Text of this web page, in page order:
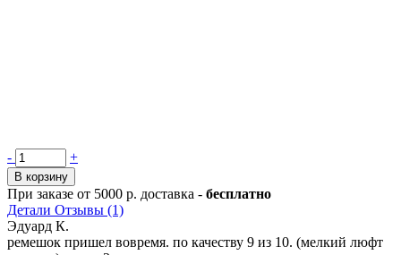
Количество
товара
Ремешок
силиконовый
VLP
Pulse
- +
В корзину
При заказе от 5000 р. доставка - бесплатно
Детали Отзывы (1)
Эдуард К.
ремешок пришел вовремя. по качеству 9 из 10. (мелкий люфт